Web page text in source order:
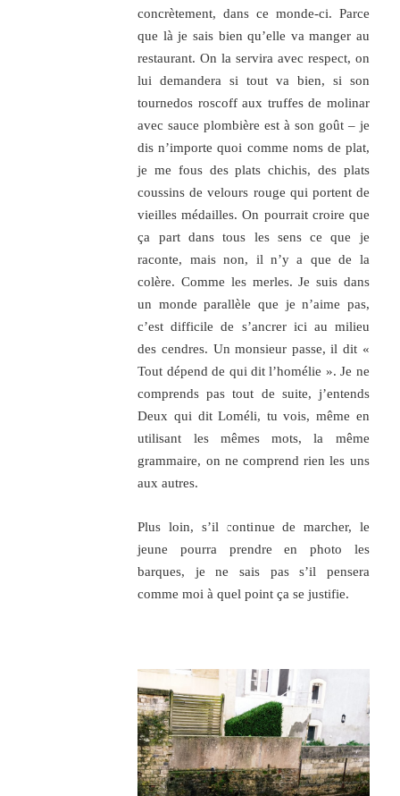
concrètement, dans ce monde-ci. Parce
que là je sais bien qu’elle va manger au
restaurant. On la servira avec respect, on
lui demandera si tout va bien, si son
tournedos roscoff aux truffes de molinar
avec sauce plombière est à son goût – je
dis n’importe quoi comme noms de plat,
je me fous des plats chichis, des plats
coussins de velours rouge qui portent de
vieilles médailles. On pourrait croire que
ça part dans tous les sens ce que je
raconte, mais non, il n’y a que de la
colère. Comme les merles. Je suis dans
un monde parallèle que je n’aime pas,
c’est difficile de s’ancrer ici au milieu
des cendres. Un monsieur passe, il dit «
Tout dépend de qui dit l’homélie ». Je ne
comprends pas tout de suite, j’entends
Deux qui dit Loméli, tu vois, même en
utilisant les mêmes mots, la même
grammaire, on ne comprend rien les uns
aux autres.
Plus loin, s’il continue de marcher, le
jeune pourra prendre en photo les
barques, je ne sais pas s’il pensera
comme moi à quel point ça se justifie.